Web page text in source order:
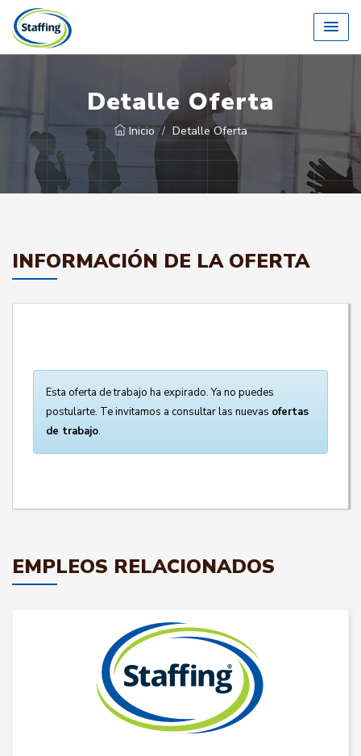
Detalle Oferta
Inicio Detalle Oferta
INFORMACIÓN DE LA OFERTA
Esta oferta de trabajo ha expirado. Ya no puedes
postularte. Te invitamos a consultar las nuevas ofertas
de trabajo.
EMPLEOS RELACIONADOS